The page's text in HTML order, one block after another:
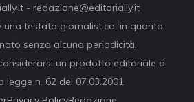
- redazione@editorially.it
una testata giornalistica, in quanto
senza alcuna periodicità.
un prodotto editoriale ai
legge n. 62 del 07.03.2001